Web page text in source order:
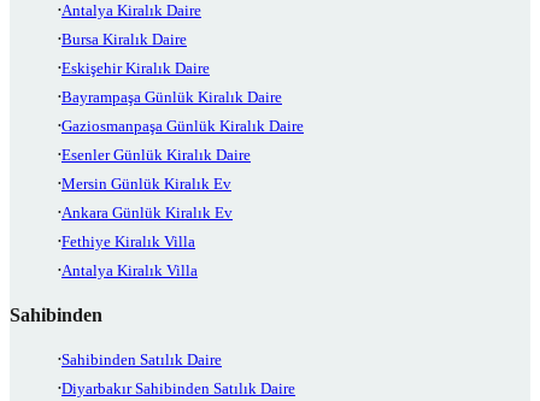
Antalya Kiralık Daire
Bursa Kiralık Daire
Eskişehir Kiralık Daire
Bayrampaşa Günlük Kiralık Daire
Gaziosmanpaşa Günlük Kiralık Daire
Esenler Günlük Kiralık Daire
Mersin Günlük Kiralık Ev
Ankara Günlük Kiralık Ev
Fethiye Kiralık Villa
Antalya Kiralık Villa
Sahibinden
Sahibinden Satılık Daire
Diyarbakır Sahibinden Satılık Daire